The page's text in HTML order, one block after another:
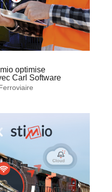
optimise
Carl Software